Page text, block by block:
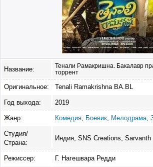
Название:
Тенали Рамакришна. Бакалавр
торрент
Оригинальное: Tenali Ramakrishna BA.BL
Год выхода: 2019
Жанр: Комедия Боевик Мелодрама
Студия/
Страна:
Индия, SNS Creations, Sarvanth
Режиссер: Г. Нагешвара Редди